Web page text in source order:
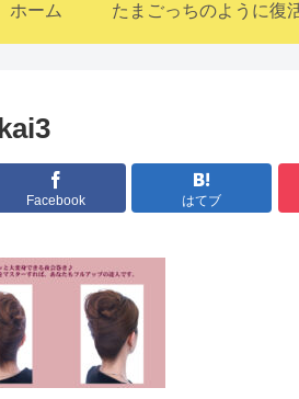
ホーム たまごっちのように復
Facebook はてブ